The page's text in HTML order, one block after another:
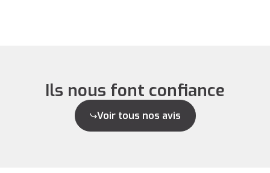
Ils nous font confiance
Voir tous nos avis